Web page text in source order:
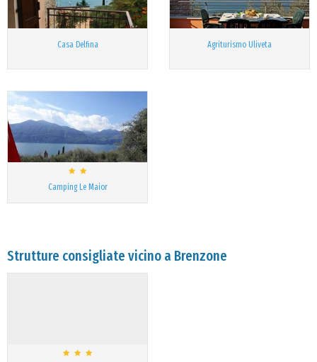
Casa Delfina Agriturismo Uliveta
Camping Le Maior
Strutture consigliate vicino a Brenzone